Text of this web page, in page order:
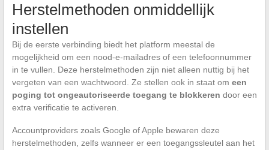
Herstelmethoden onmiddellijk
instellen
Bij de eerste verbinding biedt het platform meestal de
mogelijkheid om een nood-e-mailadres of een telefoonnummer
in te vullen. Deze herstelmethoden zijn niet alleen nuttig bij het
vergeten van een wachtwoord. Ze stellen ook in staat om een
poging tot ongeautoriseerde toegang te blokkeren door een
extra verificatie te activeren.
Accountproviders zoals Google of Apple bewaren deze
herstelmethoden, zelfs wanneer er een toegangssleutel aan het